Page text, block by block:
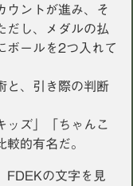
ウントが進み、そ
だし、メダルの払
ボールを2つ入れて
と、引き際の判断
ッズ」「ちゃんこ
的有名だ。
FDEKの文字を見